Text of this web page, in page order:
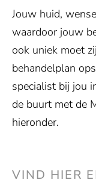
Jouw huid,
waardoor jouw
ook uniek moet
behandelplan
specialist bij jou
de buurt met de
hieronder.
VIND HIER